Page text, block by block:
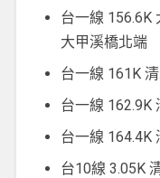
台一線 156.6K
大甲溪橋北端
台一線 161K
台一線 162.9K
台一線 164.4K
台10線 3.05K